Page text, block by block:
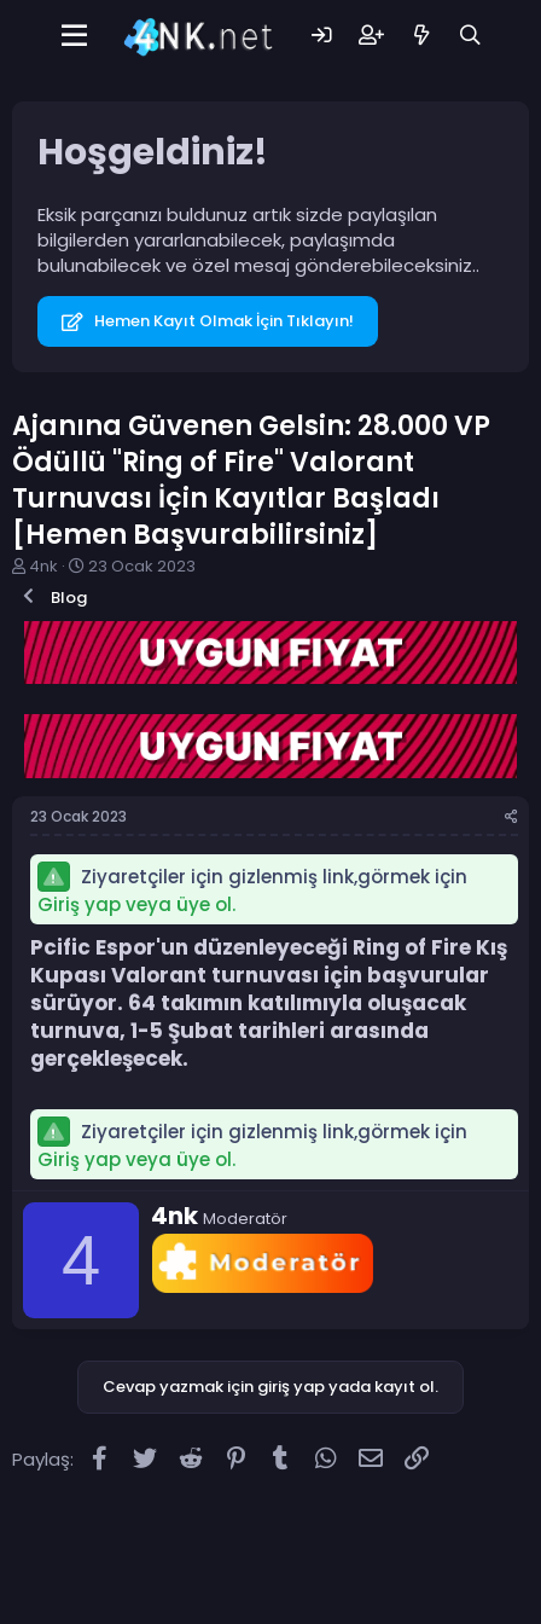
Hoşgeldiniz!
Eksik parçanızı buldunuz artık sizde paylaşılan
bilgilerden yararlanabilecek, paylaşımda
bulunabilecek ve özel mesaj gönderebileceksiniz..
Hemen Kayıt Olmak İçin Tıklayın!
Ajanına Güvenen Gelsin: 28.000 VP
Ödüllü "Ring of Fire" Valorant
Turnuvası İçin Kayıtlar Başladı
[Hemen Başvurabilirsiniz]
K
o
n
b
u
y
b
a
ş
l
t
4nk
B
l
a
n
ı
ç
t
a
i
i
23 Ocak 2023
Blog
23 Ocak 2023
Ziyaretçiler için gizlenmiş link,görmek için
Giriş yap veya üye ol.
Pcific Espor'un düzenleyeceği Ring of Fire Kış
Kupası Valorant turnuvası için başvurular
sürüyor. 64 takımın katılımıyla oluşacak
turnuva, 1-5 Şubat tarihleri arasında
gerçekleşecek.​
Ziyaretçiler için gizlenmiş link,görmek için
Giriş yap veya üye ol.
4
Y
a
z
a
r
4nk Moderatör
Cevap yazmak için giriş yap yada kayıt ol.
Paylaş: Facebook
Twitter Reddit Pinterest
Tumblr WhatsApp
E-posta